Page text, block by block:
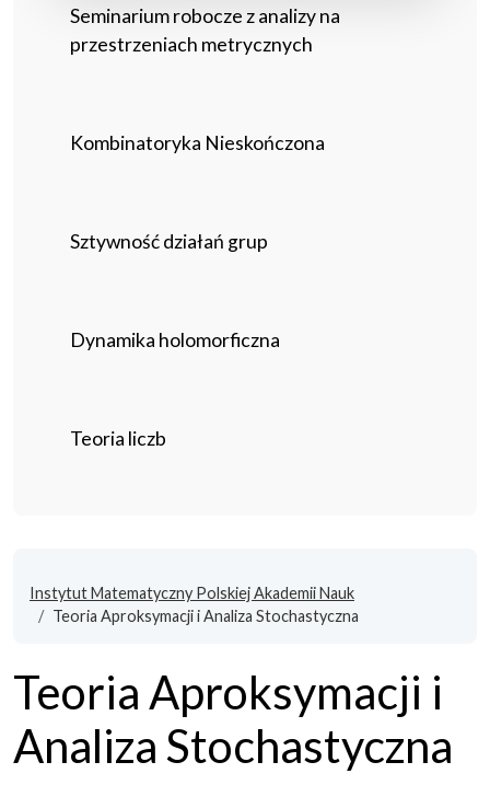
Seminarium robocze z analizy na
przestrzeniach metrycznych
Kombinatoryka Nieskończona
Sztywność działań grup
Dynamika holomorficzna
Teoria liczb
Instytut Matematyczny Polskiej Akademii Nauk
Teoria Aproksymacji i Analiza Stochastyczna
Teoria Aproksymacji i
Analiza Stochastyczna